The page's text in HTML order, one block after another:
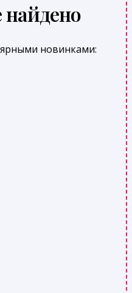
найдено
новинками: